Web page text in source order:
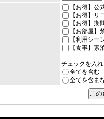
【お得】
【お得】
【お得】
【お部屋
【利用シ
【食事】
チェックを入
全てを含む
全てを含ま